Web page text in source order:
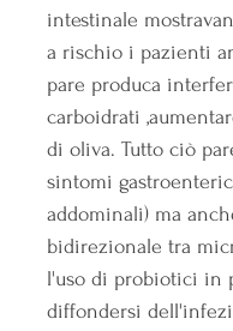
intestinale
a rischio i pazienti
pare produca
carboidrati
di oliva. Tutto ciò
sintomi
addominali) ma
bidirezionale tra
l'uso di probiotici in
diffondersi